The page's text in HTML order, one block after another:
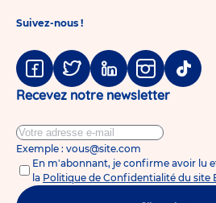
Suivez-nous !
Facebook
TwitterLinkedinInstagram
Tiktok
Recevez notre newsletter
Exemple : vous@site.com
En m'abonnant, je confirme avoir lu
la Politique de Confidentialité du site